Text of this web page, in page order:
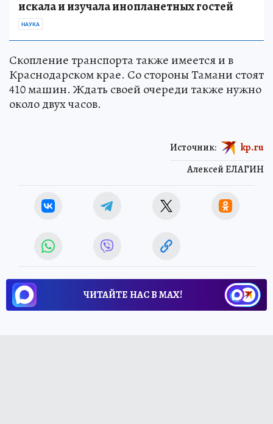
искала и изучала инопланетных гостей
НАУКА
Скопление транспорта также имеется и в
Краснодарском крае. Со стороны Тамани стоят
410 машин. Ждать своей очереди также нужно
около двух часов.
Алексей ЕЛАГИН
Источник: kp.ru
ЧИТАЙТЕ НАС В МАХ!